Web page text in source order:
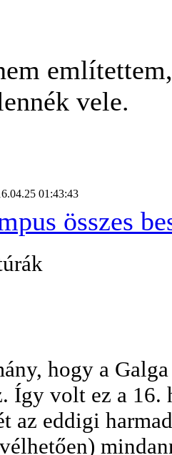
vele.
01:43:43
összes
hogy a
Így volt ez a 16.
az eddigi